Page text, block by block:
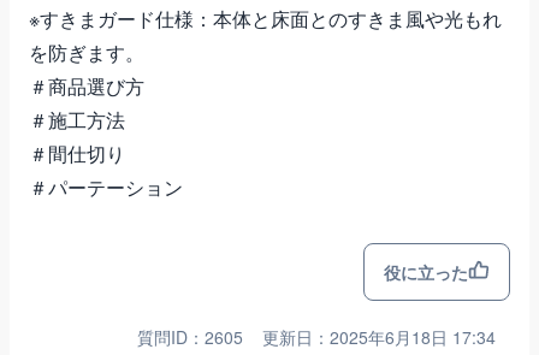
※すきまガード仕様：本体と床面とのすきま風や光もれ
を防ぎます。
＃商品選び方
＃施工方法
＃間仕切り
＃パーテーション
役に立った
質問ID：2605
更新日：2025年6月18日 17:34